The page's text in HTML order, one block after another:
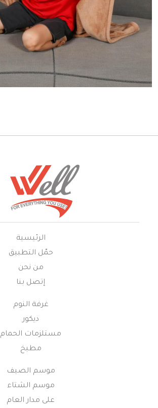
الرئيسية
حمّل التطبيق
من نحن
إتصل بنا
غرفة النوم
ديكور
مستلزمات الحمام
مطبخ
موسم الصيف
موسم الشتاء
على مدار العام